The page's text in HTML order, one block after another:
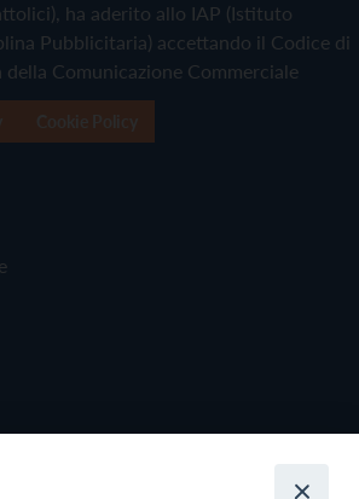
ha aderito allo IAP (Istituto
Pubblicitaria) accettando il Codice di
Comunicazione Commerciale